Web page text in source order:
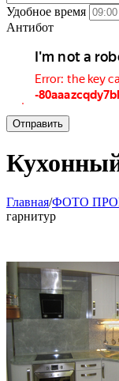
Удобное время
Антибот
Отправить
Главная/ФОТО
гарнитур